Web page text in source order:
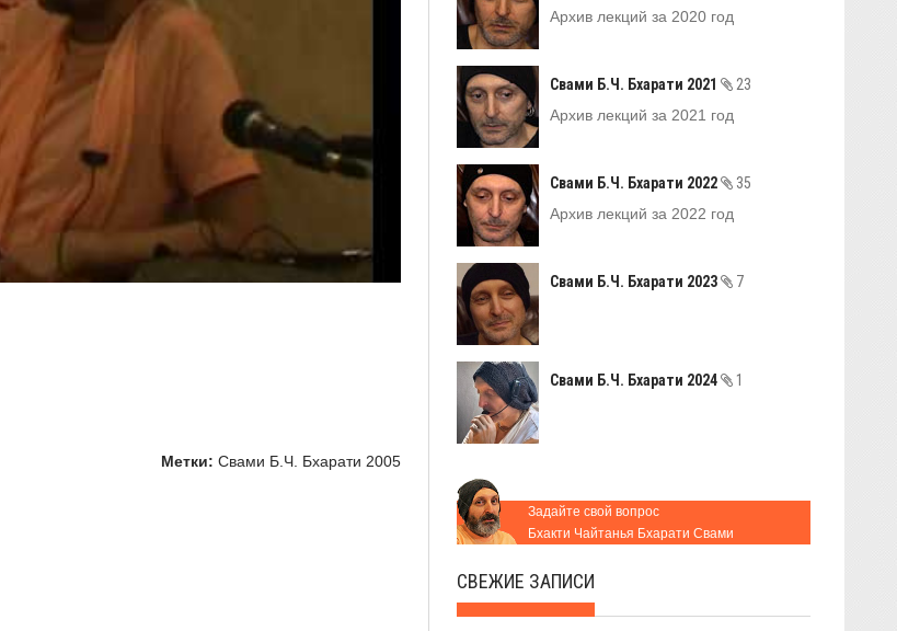
Метки: Свами Б.Ч. Бхарати 2005
Архив лекций за 2020 год
Свами Б.Ч. Бхарати 2021
23
Архив лекций за 2021 год
Свами Б.Ч. Бхарати 2022
35
Архив лекций за 2022 год
Свами Б.Ч. Бхарати 2023 7
Свами Б.Ч. Бхарати 2024 1
Задайте свой вопрос
Бхакти Чайтанья Бхарати Свами
СВЕЖИЕ ЗАПИСИ